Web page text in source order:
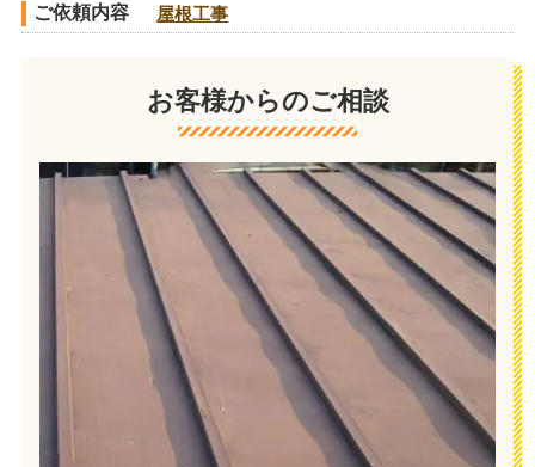
ご依頼内容 屋根工事
お客様からのご相談